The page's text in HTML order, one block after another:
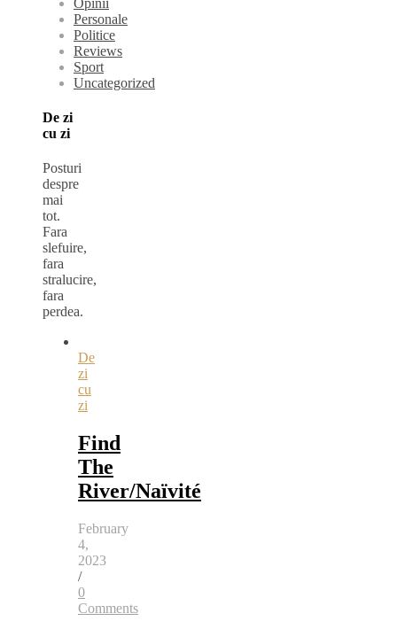
Personale
Politice
Reviews
Sport
Uncategorized
De zi
cu zi
Posturi
despre
mai
tot.
Fara
slefuire,
fara
stralucire,
fara
perdea.
De
zi
cu
zi
Find
The
River/Naïvité
February
4,
2023
/
0
Comments